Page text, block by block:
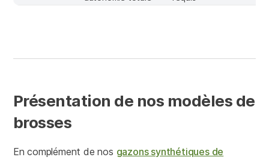
Présentation de nos modèles de
brosses
En complément de nos gazons synthétiques de